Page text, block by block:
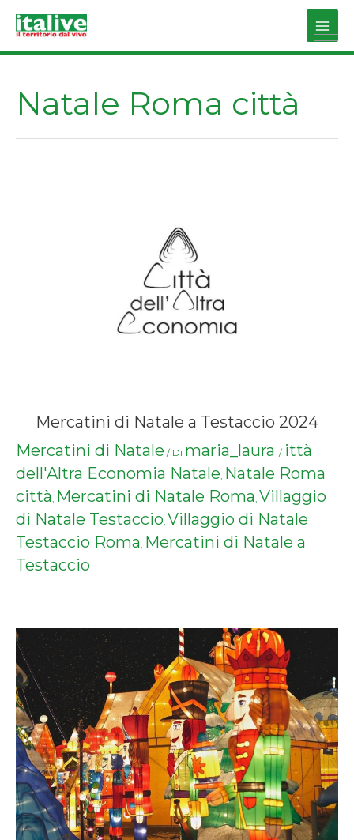
Main
Natale Roma città
Mercatini di Natale a Testaccio 2024
Mercatini di Natale / Di maria_laura / ittà
dell'Altra Economia Natale, Natale Roma
città, Mercatini di Natale Roma, Villaggio
di Natale Testaccio, Villaggio di Natale
Testaccio Roma, Mercatini di Natale a
Testaccio